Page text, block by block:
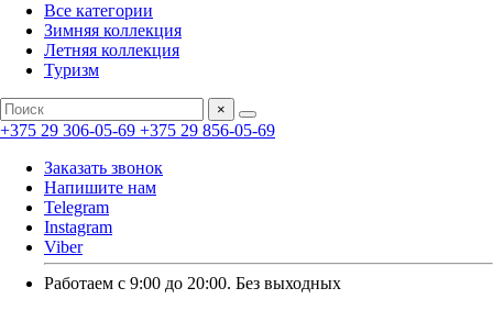
Все категории
Зимняя коллекция
Летняя коллекция
Туризм
×
+375 29 306-05-69 +375 29 856-05-69
Заказать звонок
Напишите нам
Telegram
Instagram
Viber
Работаем с 9:00 до 20:00. Без выходных